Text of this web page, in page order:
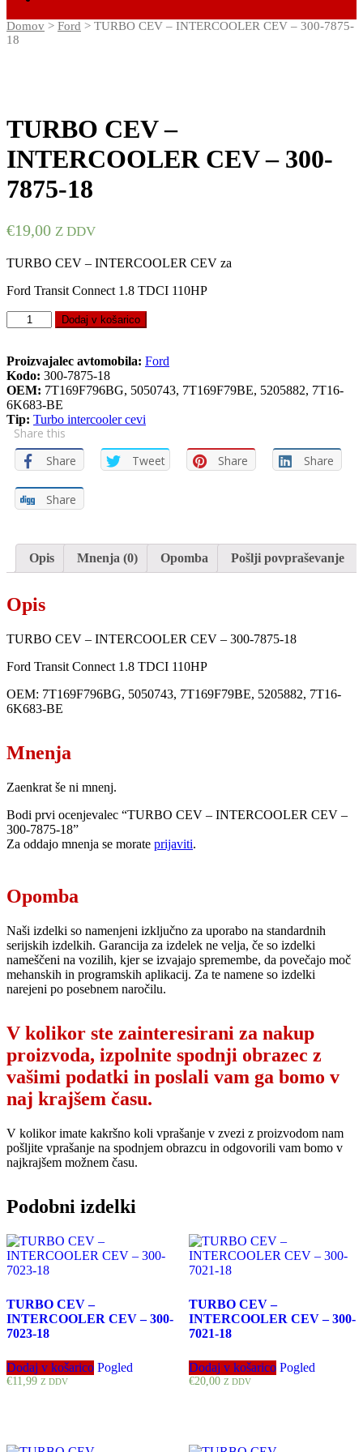
Domov > Ford > TURBO CEV – INTERCOOLER CEV – 300-7875-
18
TURBO CEV –
INTERCOOLER CEV – 300-
7875-18
€19,00 Z DDV
TURBO CEV – INTERCOOLER CEV za
Ford Transit Connect 1.8 TDCI 110HP
TURBO
CEV
INTERCOOLER
CEV
–
300-
7875-
18
quantity
Dodaj v košarico
Proizvajalec avtomobila: Ford
Kodo: 300-7875-18
OEM: 7T169F796BG, 5050743, 7T169F79BE, 5205882, 7T16-
6K683-BE
Tip: Turbo intercooler cevi
Share this
Share
Tweet Share Share
Share
Opis Mnenja (0) Opomba Pošlji povpraševanje
Opis
TURBO CEV – INTERCOOLER CEV – 300-7875-18
Ford Transit Connect 1.8 TDCI 110HP
OEM: 7T169F796BG, 5050743, 7T169F79BE, 5205882, 7T16-
6K683-BE
Mnenja
Zaenkrat še ni mnenj.
Bodi prvi ocenjevalec “TURBO CEV – INTERCOOLER CEV –
300-7875-18”
Za oddajo mnenja se morate prijaviti.
Opomba
Naši izdelki so namenjeni izključno za uporabo na standardnih
serijskih izdelkih. Garancija za izdelek ne velja, če so izdelki
nameščeni na vozilih, kjer se izvajajo spremembe, da povečajo moč
mehanskih in programskih aplikacij. Za te namene so izdelki
narejeni po posebnem naročilu.
V kolikor ste zainteresirani za nakup
proizvoda, izpolnite spodnji obrazec z
vašimi podatki in poslali vam ga bomo v
naj krajšem času.
V kolikor imate kakršno koli vprašanje v zvezi z proizvodom nam
pošljite vprašanje na spodnjem obrazcu in odgovorili vam bomo v
najkrajšem možnem času.
Podobni izdelki
TURBO CEV –
INTERCOOLER CEV – 300-
7023-18
Dodaj v košarico Pogled
€11,99 Z DDV
TURBO CEV –
INTERCOOLER CEV – 300-
7021-18
Dodaj v košarico Pogled
€20,00 Z DDV